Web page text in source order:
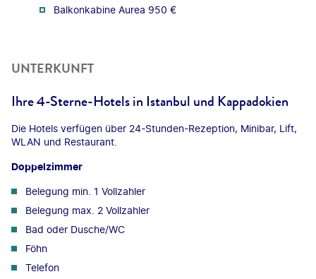
Balkonkabine Aurea 950 €
UNTERKUNFT
Ihre 4-Sterne-Hotels in Istanbul und Kappadokien
Die Hotels verfügen über 24-Stunden-Rezeption, Minibar, Lift,
WLAN und Restaurant.
Doppelzimmer
Belegung min. 1 Vollzahler
Belegung max. 2 Vollzahler
Bad oder Dusche/WC
Föhn
Telefon